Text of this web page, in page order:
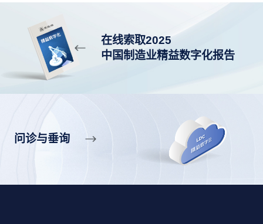
在线索取2025
中国制造业精益数字化报告
问诊与垂询